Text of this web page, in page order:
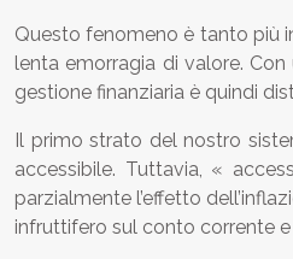
Questo fenomeno è tanto più
lenta emorragia di valore.
gestione finanziaria è quindi
Il primo strato del nostro
accessibile. Tuttavia, «
parzialmente l’effetto
infruttifero sul conto corrente